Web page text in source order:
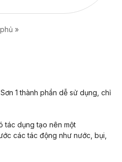
»
1 thành phần dễ sử dụng, chỉ
tác dụng tạo nên một
các tác động như nước, bụi,